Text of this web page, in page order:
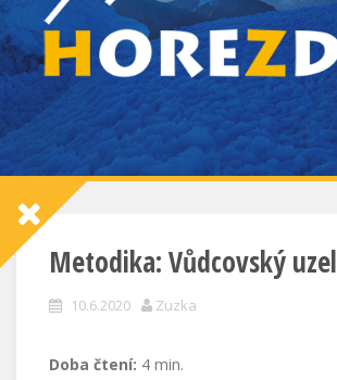
Metodika: Vůdcovský uzel
10.6.2020 Zuzka
Doba čtení: 4 min.